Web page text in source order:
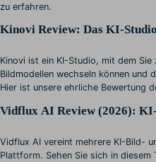
zu erfahren.
Kinovi Review: Das KI-
Kinovi ist ein KI-Studio, mit dem
Bildmodellen wechseln können und
Hier ist unsere ehrliche Bewertung
Vidflux AI Review (2026):
Vidflux AI vereint mehrere KI-Bild-
Plattform. Sehen Sie sich in